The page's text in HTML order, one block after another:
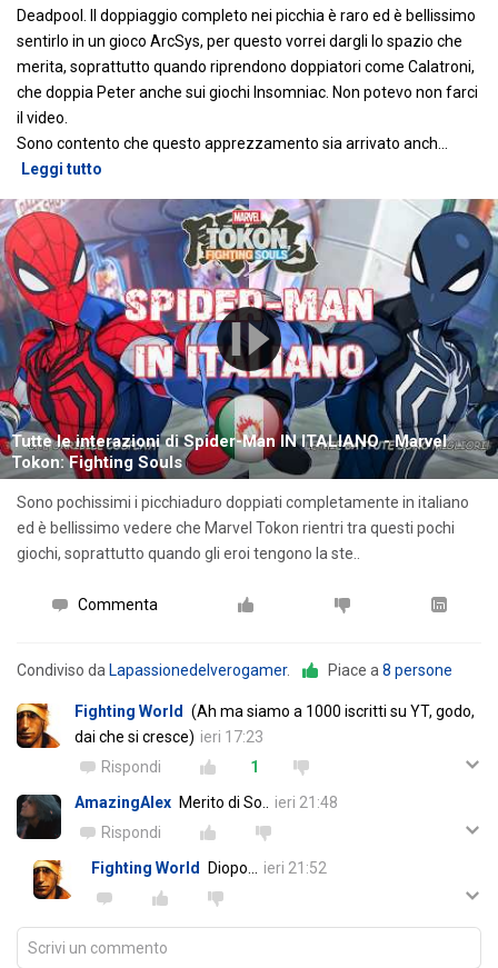
Deadpool. Il doppiaggio completo nei picchia è raro ed è bellissimo
sentirlo in un gioco ArcSys, per questo vorrei dargli lo spazio che
merita, soprattutto quando riprendono doppiatori come Calatroni,
che doppia Peter anche sui giochi Insomniac. Non potevo non farci
il video.
Sono contento che questo apprezzamento sia arrivato anch
Leggi tutto
Tutte le interazioni di Spider-Man IN ITALIANO - Marvel
Tokon: Fighting Souls
Sono pochissimi i picchiaduro doppiati completamente in italiano
ed è bellissimo vedere che Marvel Tokon rientri tra questi pochi
giochi, soprattutto quando gli eroi tengono la ste..
Commenta
Condiviso da Lapassionedelverogamer. Piace a 8 persone
Fighting World
(Ah ma siamo a 1000 iscritti su YT, godo,
dai che si cresce) ieri 17:23
Rispondi
1
AmazingAlex Merito di So..
ieri 21:48
Rispondi
Fighting World
Diopo... ieri 21:52
Scrivi un commento